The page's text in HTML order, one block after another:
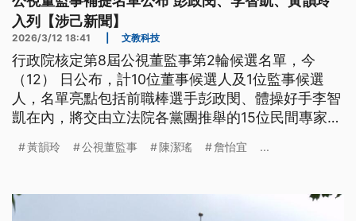
入列【涉己新聞】
2026/3/12 18:41 文教科技
行政院核定第8屆公視董監事第2輪候選名單，今
（12） 日公布，計10位董事候選人及1位監事候選
人，名單亮點包括前職棒選手彭政閔、體操好手李智
凱在內，將交由立法院各黨團推舉的15位民間專家、
黃韻玲 公視董監事 陳潔瑤 詹怡宜 ...